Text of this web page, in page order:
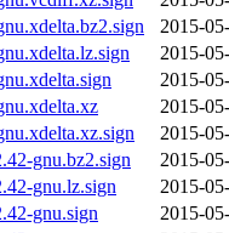
2015-
2015-
2015-
2015-
2015-
gnu.bz2.sign
2015-
gnu.lz.sign
2015-
gnu.sign
2015-